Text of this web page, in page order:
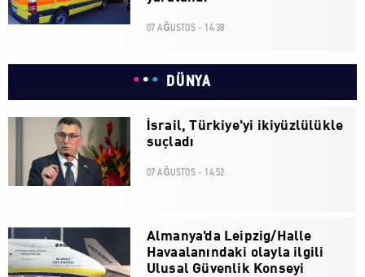
07 AĞUSTOS - 14:38
DÜNYA
İsrail, Türkiye'yi ikiyüzlülükle
suçladı
07 AĞUSTOS - 14:52
Almanya'da Leipzig/Halle
Havaalanındaki olayla ilgili
Ulusal Güvenlik Konseyi